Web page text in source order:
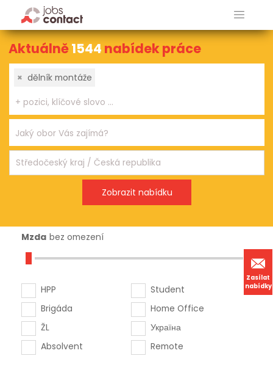
Zasílat
nabídky
Aktuálně1544 nabídek práce
× dělník montáže
Mzda bez omezení
HPP
Brigáda
ŽL
Absolvent
Student
Home Office
Україна
Remote